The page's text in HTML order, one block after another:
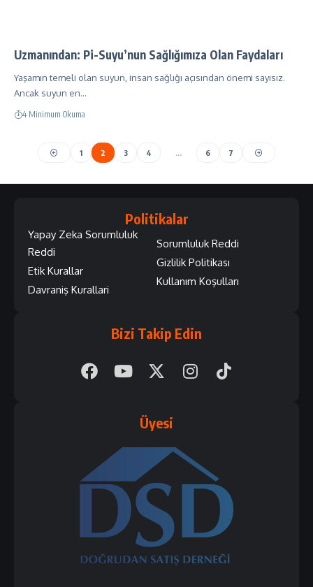
Uzmanından: Pi-Suyu’nun Sağlığımıza Olan Faydaları
Yaşamın temeli olan suyun, insan sağlığı açısından önemi sayısız.
Ancak suyun en…
4 Minimum Okuma
1 2 3 4 … 6 7
Politikalar
Yapay Zeka Sorumluluk
Reddi
Etik Kurallar
Davraniş Kurallari
Sorumluluk Reddi
Gizlilik Politikası
Kullanım Koşulları
Bizi Takip Edin
Üyesi